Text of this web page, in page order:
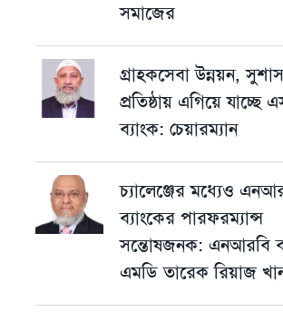
সমাজের
গ্রাহকসেবা উন্নয়ন,
প্রতিষ্ঠায় এগিয়ে যাচ্ছে
ব্যাংক: চেয়ারম্যান
চ্যালেঞ্জের মধ্যেও
ব্যাংকের পারফরম্যান্স
সন্তোষজনক: এনআরবি
এমডি তারেক রিয়াজ